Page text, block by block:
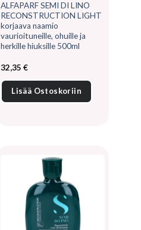
ALFAPARF SEMI DI LINO
RECONSTRUCTION LIGHT
korjaava naamio
vaurioituneille, ohuille ja
herkille hiuksille 500ml
32,35€
Lisää Ostoskoriin